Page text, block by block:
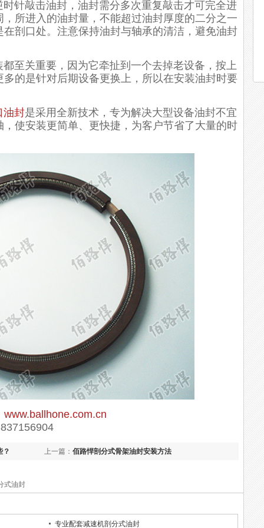
敲击油封，油封需分多次重复敲击才可完全进
所进入的油封量，不能超过油封厚度的二分之一
剖口处。注意保持油封与轴承的清洁，避免油封
关重要，因为它牵扯到一个去掉老设备，按上
的是针对后期设备更换上，所以在安装油封时要
油封是采用全新技术，专为解决大型设备油封不宜
使安装更简单、更快捷，为客户节省了大量的时
www.ballhone.com.cn
上一篇： 佰路悍剖分式骨架油封安装方法
？
式油封
专业配套减速机剖分式油封